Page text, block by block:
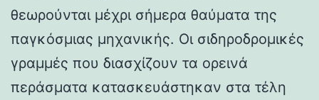
θεωρούνται μέχρι σήμερα θαύματα της
παγκόσμιας μηχανικής. Οι σιδηροδρομικές
γραμμές που διασχίζουν τα ορεινά
περάσματα κατασκευάστηκαν στα τέλη